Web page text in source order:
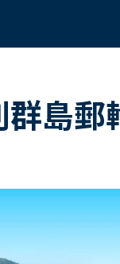
島郵